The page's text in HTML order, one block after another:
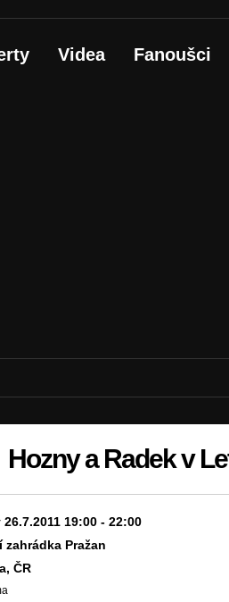
Videa Fanoušci
Hozny a Radek v
19:00 - 22:00
zahrádka Pražan
ČR